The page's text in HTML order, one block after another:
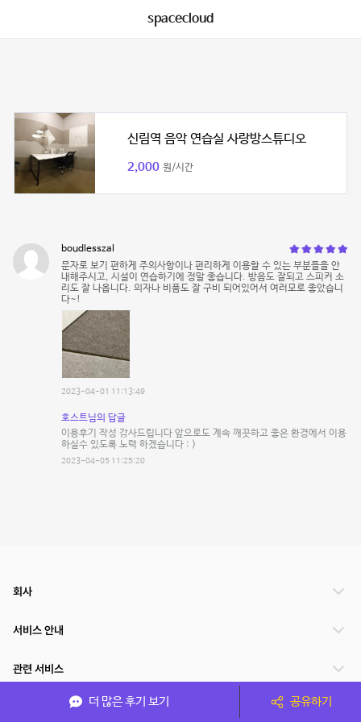
spacecloud
신림역 음악 연습실 사랑방스튜디오
2,000 원/시간
boudlesszal
문자로 보기 편하게 주의사항이나 편리하게 이용할 수 있는 부분들을 안
내해주시고, 시설이 연습하기에 정말 좋습니다. 방음도 잘되고 스피커 소
리도 잘 나옵니다. 의자나 비품도 잘 구비 되어있어서 여러모로 좋았습니
다~!
2023-04-01 11:13:49
호스트님의 답글
이용후기 작성 감사드립니다 앞으로도 계속 깨끗하고 좋은 환경에서 이용
하실수 있도록 노력 하겠습니다 : )
2023-04-05 11:25:20
더 많은 후기 보기 공유하기
회사
서비스 안내
관련 서비스